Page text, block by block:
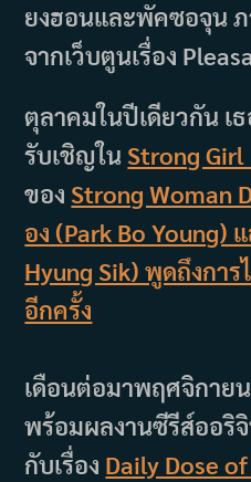
ยงฮอนและพัคซอจุน ภ
จากเว็บตูนเรื่อง
ตุลาคมในปีเดียวกัน เ
รับเชิญใน Strong Girl
ของ Strong Woman
อง (Park Bo Young)
Hyung Sik) พูดถึงกา
อีกครั้ง
เดือนต่อมาพฤศจิกาย
พร้อมผลงานซีรีส์ออริ
กับเรื่อง Daily Dose